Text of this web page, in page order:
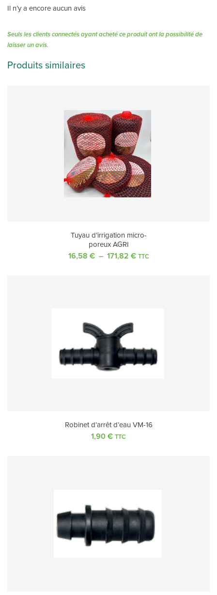
Il n’y a encore aucun avis
Seuls les clients connectés ayant acheté ce produit ont la possibilité de
laisser un avis.
Produits similaires
Tuyau d’irrigation micro-
poreux AGRI
16,58 € – 171,82 €Plage
TTC
Robinet d’arrêt d’eau VM-16
1,90 € TTC